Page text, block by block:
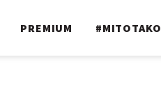
PREMIUM #MITOTAKO